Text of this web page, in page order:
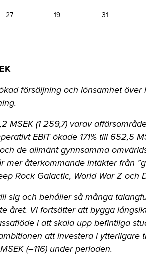
27 19 31
försäljning och lönsamhet över
(1 259,7) varav
EBIT ökade 171% till 652,5
de allmänt gynnsamma
återkommande intäkter från
Rock Galactic, World War Z och
sig och behåller så många
året. Vi fortsätter att bygga
i att skala upp befintliga
att investera i ytterligare
(–116) under perioden.